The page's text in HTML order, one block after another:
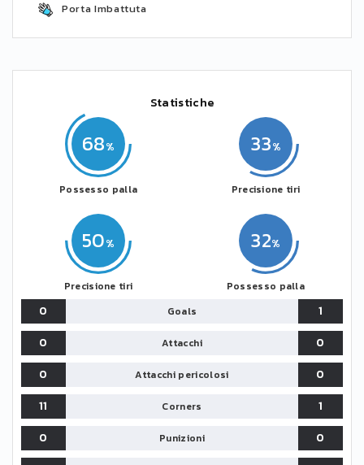
Porta Imbattuta
Statistiche
68
Possesso palla
50
Precisione tiri
32
Possesso palla
33
Precisione tiri
0 Goals
1
0
Attacchi
0
0
Attacchi pericolosi
0
11
Corners
1
0
Punizioni
0